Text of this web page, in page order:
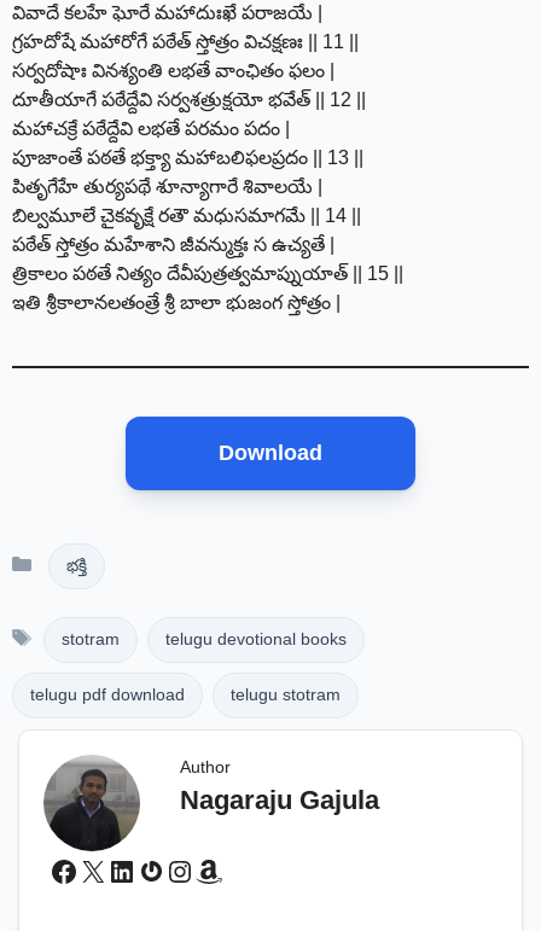
వివాదే కలహే ఘోరే మహాదుఃఖే పరాజయే |
గ్రహదోషే మహారోగే పఠేత్ స్తోత్రం విచక్షణః || 11 ||
సర్వదోషాః వినశ్యంతి లభతే వాంఛితం ఫలం |
దూతీయాగే పఠేద్దేవి సర్వశత్రుక్షయో భవేత్ || 12 ||
మహాచక్రే పఠేద్దేవి లభతే పరమం పదం |
పూజాంతే పఠతే భక్త్యా మహాబలిఫలప్రదం || 13 ||
పితృగేహే తుర్యపథే శూన్యాగారే శివాలయే |
బిల్వమూలే చైకవృక్షే రతౌ మధుసమాగమే || 14 ||
పఠేత్ స్తోత్రం మహేశాని జీవన్ముక్తః స ఉచ్యతే |
త్రికాలం పఠతే నిత్యం దేవీపుత్రత్వమాప్నుయాత్ || 15 ||
ఇతి శ్రీకాలానలతంత్రే శ్రీ బాలా భుజంగ స్తోత్రం |
Download
Categories
భక్తి
Tagsstotram telugu devotional books
telugu pdf download telugu stotram
Author
Nagaraju Gajula
Facebook
X LinkedIn
Gravatar
Instagram
Amazon